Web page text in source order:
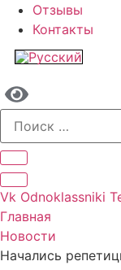
Отзывы
Контакты
Vk Odnoklassniki
Главная
Новости
Начались